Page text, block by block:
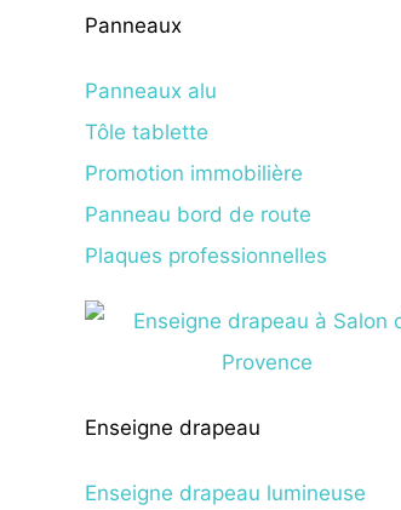
Panneaux
Panneaux alu
Tôle tablette
Promotion immobilière
Panneau bord de route
Plaques professionnelles
Enseigne drapeau
Enseigne drapeau lumineuse